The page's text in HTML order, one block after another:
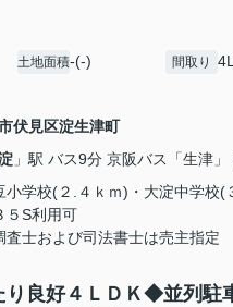
土地面積-(-) 間取り
伏見区淀生津町
」駅 バス9分 京阪バス「生津
小学校(２.４ｋｍ)・大淀中学校(
５S利用可
査士および司法書士は売主指定
り良好４ＬＤＫ◆並列駐